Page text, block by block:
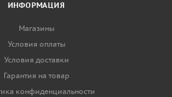
ИНФОРМАЦИЯ
Магазины
Условия оплаты
Условия доставки
Гарантия на товар
конфиденциальности